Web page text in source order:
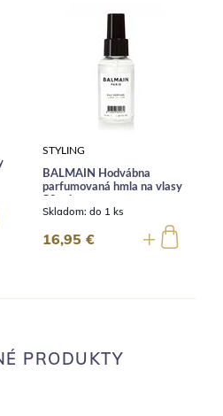
STYLING
BALMAIN Hodvábna
parfumovaná hmla na vlasy
Skladom: do 1 ks
16,95 €
PRODUKTY